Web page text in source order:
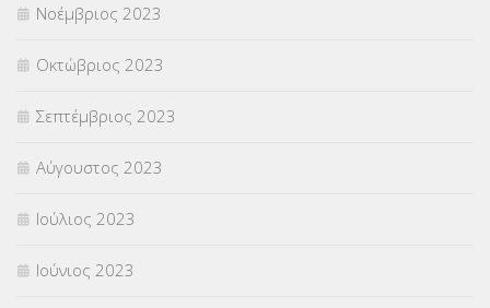
Νοέμβριος 2023
Οκτώβριος 2023
Σεπτέμβριος 2023
Αύγουστος 2023
Ιούλιος 2023
Ιούνιος 2023